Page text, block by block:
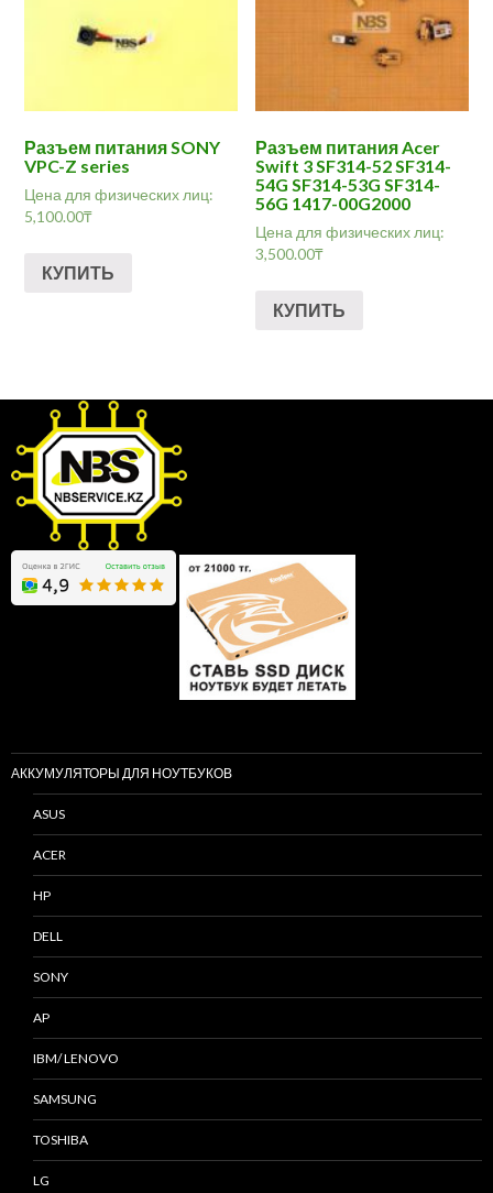
Разъем питания SONY
VPC-Z series
Цена для физических лиц:
5,100.00₸
КУПИТЬ
Разъем питания Acer
Swift 3 SF314-52 SF314-
54G SF314-53G SF314-
56G 1417-00G2000
Цена для физических лиц:
3,500.00₸
КУПИТЬ
АККУМУЛЯТОРЫ ДЛЯ НОУТБУКОВ
ASUS
ACER
HP
DELL
SONY
AP
IBM/ LENOVO
SAMSUNG
TOSHIBA
LG